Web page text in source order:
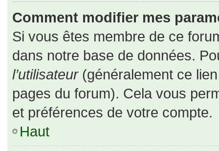
Comment modifier mes
Si vous êtes membre de ce
dans notre base de données.
l’utilisateur(généralement ce
pages du forum). Cela vous
et préférences de votre compte.
Haut